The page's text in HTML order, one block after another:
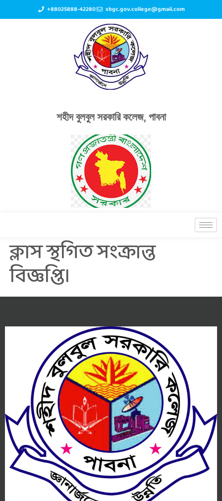
+88025888-42280 sbgc.gov.college@gmail.com
শহীদ বুলবুল সরকারি কলেজ, পাবনা
ক্লাস স্থগিত সংক্রান্ত
বিজ্ঞপ্তি।